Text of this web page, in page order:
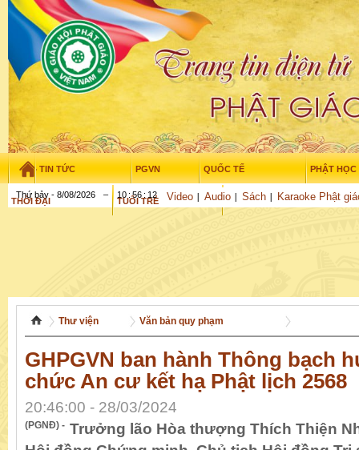
TIN TỨC PGVN QUỐC TẾ PHẬT HỌC
THỜI ĐẠI TUỔI TRẺ NGHIÊN CỨU
Video Audio Sách Karaoke Phật
Thứ bảy - 8/08/2026 – 10 : 56 : 13
Thư viện Văn bản quy phạm
GHPGVN ban hành Thông bạch
chức An cư kết hạ Phật lịch 2568
20:46:00 - 28/03/2024
(PGNĐ) - Trưởng lão Hòa thượng Thích Thiện